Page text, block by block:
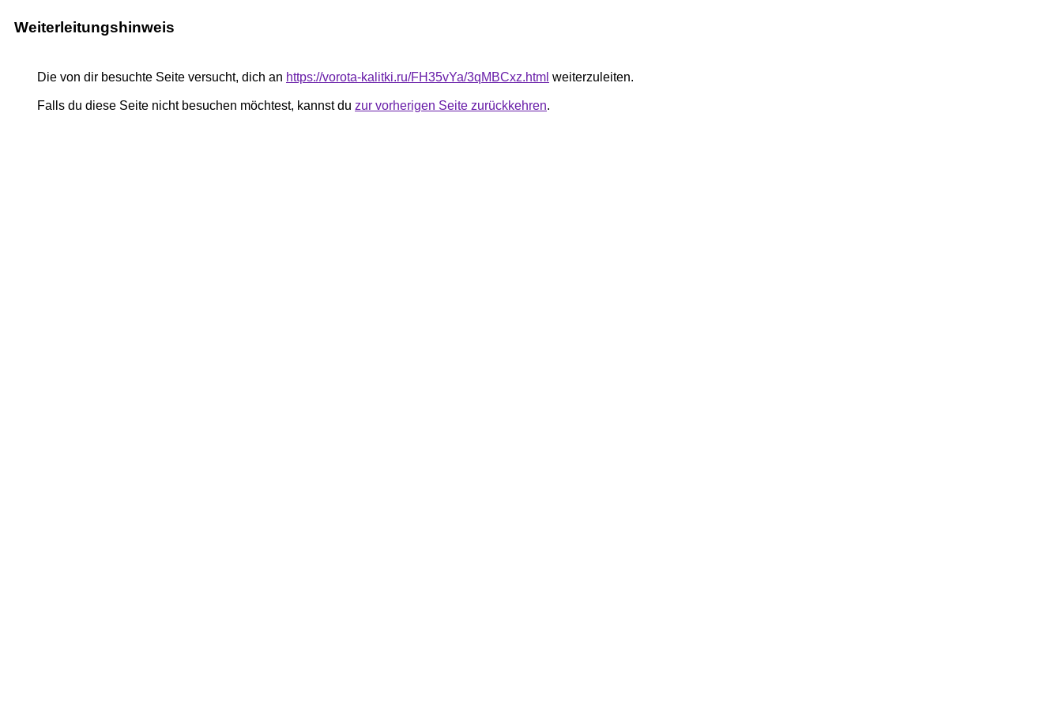
Weiterleitungshinweis
Die von dir besuchte Seite versucht, dich an https://vorota-kalitki.ru/FH35vYa/3qMBCxz.html weiterzuleiten.
Falls du diese Seite nicht besuchen möchtest, kannst du zur vorherigen Seite zurückkehren.